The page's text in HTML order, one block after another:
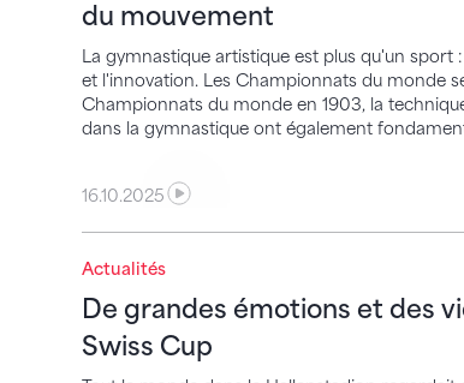
du mouvement
La gymnastique artistique est plus qu'un sport
et l'innovation. Les Championnats du monde
Championnats du monde en 1903, la
dans la gymnastique ont également
16.10.2025
Actualités
De grandes émotions et des
Swiss Cup
De grandes émotions et des